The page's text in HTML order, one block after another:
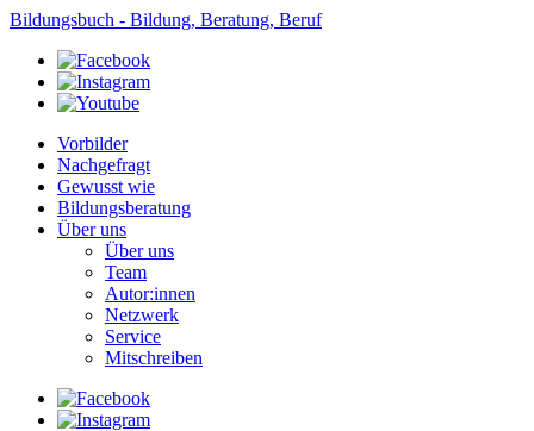
Bildungsbuch - Bildung, Beratung, Beruf
Vorbilder
Nachgefragt
Gewusst wie
Bildungsberatung
Über uns
Über uns
Team
Autor:innen
Netzwerk
Service
Mitschreiben